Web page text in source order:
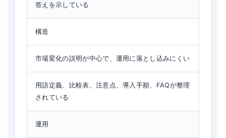
答えを示している
構造
市場変化の説明が中心で、運用に落とし込みにくい
用語定義、比較表、注意点、導入手順、FAQが整理
されている
運用